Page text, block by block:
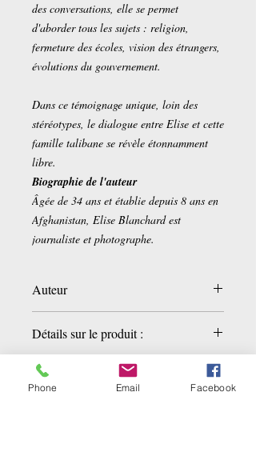
des conversations, elle se permet
d'aborder tous les sujets : religion,
fermeture des écoles, vision des étrangers,
évolutions du gouvernement.
Dans ce témoignage unique, loin des
stéréotypes, le dialogue entre Elise et cette
famille talibane se révèle étonnamment
libre.
Biographie de l'auteur
Âgée de 34 ans et établie depuis 8 ans en
Afghanistan, Elise Blanchard est
journaliste et photographe.
Auteur
Détails sur le produit :
Cherche Midi
Date de publication ‏ :‎ 30 avril 2026
Phone Email Facebook